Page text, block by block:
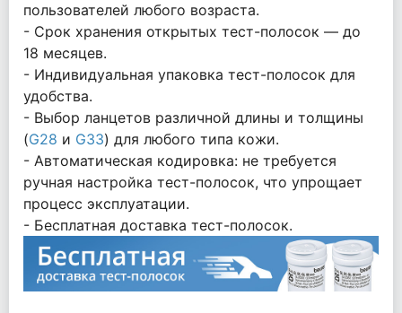
пользователей любого возраста.
- Срок хранения открытых тест-полосок — до
18 месяцев.
- Индивидуальная упаковка тест-полосок для
удобства.
- Выбор ланцетов различной длины и толщины
(G28 и G33) для любого типа кожи.
- Автоматическая кодировка: не требуется
ручная настройка тест-полосок, что упрощает
процесс эксплуатации.
- Бесплатная доставка тест-полосок.